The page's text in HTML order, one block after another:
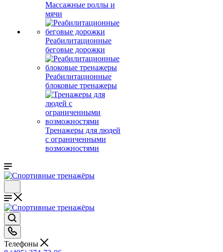
Массажные роллы и
мячи
Реабилитационные
беговые дорожки
Реабилитационные
блоковые тренажеры
Тренажеры для людей
с ограниченными
возможностями
Телефоны